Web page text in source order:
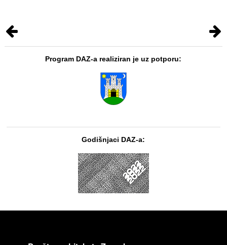
Program DAZ-a realiziran je uz potporu:
Godišnjaci DAZ-a: